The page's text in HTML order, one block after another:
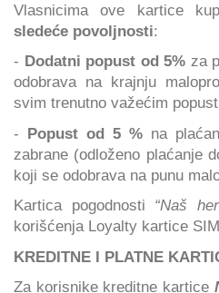
Vlasnicima ove kartice
sledeće povoljnosti:
- Dodatni popust od 5% za
odobrava na krajnju
svim trenutno važećim
- Popust od 5 % na
zabrane (odloženo plaćanje
koji se odobrava na punu
Kartica pogodnosti “Naš
korišćenja Loyalty kartice
KREDITNE I PLATNE
Za korisnike kreditne kartice